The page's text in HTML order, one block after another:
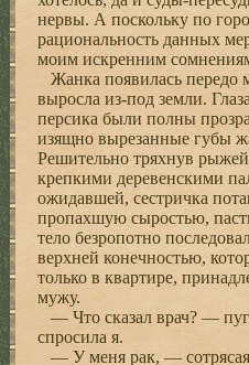
нервы. А поскольку по
рациональность данных
моим искренним
Жанка появилась передо
выросла из-под земли.
персика были полны
изящно вырезанные губы
Решительно тряхнув
крепкими деревенскими
ожидавшей, сестричка
пропахшую сыростью,
тело безропотно
верхней конечностью,
только в квартире,
мужу.
— Что сказал врач? —
спросила я.
— У меня рак, —